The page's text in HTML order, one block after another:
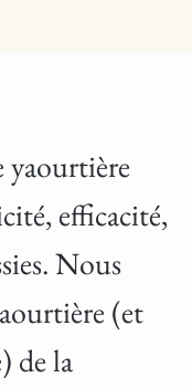
yaourtière
efficacité,
Nous
(et
de la